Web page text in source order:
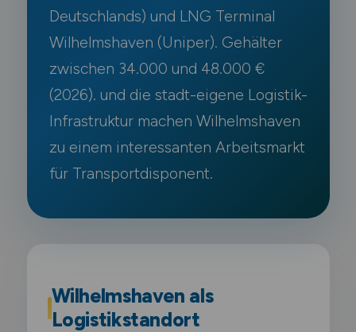
Deutschlands) und LNG Terminal
Wilhelmshaven (Uniper). Gehälter
zwischen 34.000 und 48.000 €
(2026). und die stadt-eigene Logistik-
Infrastruktur machen Wilhelmshaven
zu einem interessanten Arbeitsmarkt
für Transportdisponent.
Wilhelmshaven als
Logistikstandort